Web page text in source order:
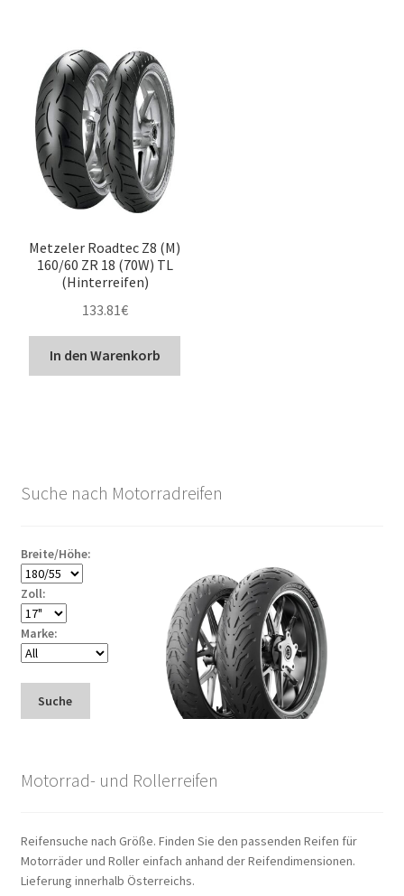
Metzeler Roadtec Z8 (M)
160/60 ZR 18 (70W) TL
(Hinterreifen)
133.81€
In den Warenkorb
Suche nach Motorradreifen
Breite/Höhe:
Zoll:
Marke:
Suche
Motorrad- und Rollerreifen
Reifensuche nach Größe. Finden Sie den passenden Reifen für
Motorräder und Roller einfach anhand der Reifendimensionen.
Lieferung innerhalb Österreichs.